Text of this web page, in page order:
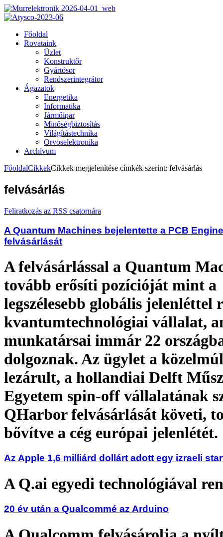
Főoldal
Rovataink
Üzlet
Konstruktőr
Gyártósor
Rendszerintegrátor
Ágazatok
Energetika
Informatika
Járműipar
Minőségbiztosítás
Világítástechnika
Orvoselektronika
Archívum
FőoldalCikkekCikkek megjelenítése címkék szerint: felvásárlás
felvásárlás
Feliratkozás az RSS csatornára
A Quantum Machines bejelentette a PCB
felvásárlását
A felvásárlással a Quantum
tovább erősíti pozícióját mint a
legszélesebb globális jelenléttel
kvantumtechnológiai vállalat,
munkatársai immár 22
dolgoznak. Az ügylet a
lezárult, a hollandiai Delft
Egyetem spin-off vállalatának
QHarbor felvásárlását követi,
bővítve a cég európai jelenlétét.
Az Apple 1,6 milliárd dollárt adott egy izraeli
A Q.ai egyedi technológiával
20 év után a Qualcommé az Arduino